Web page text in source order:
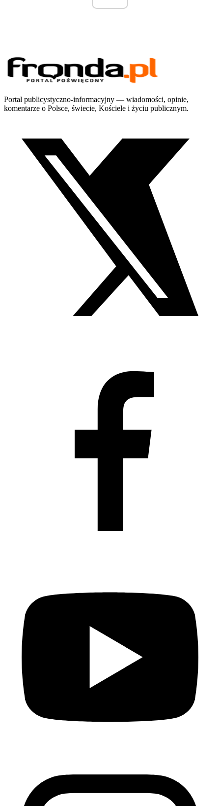
Portal publicystyczno-informacyjny — wiadomości, opinie,
komentarze o Polsce, świecie, Kościele i życiu publicznym.